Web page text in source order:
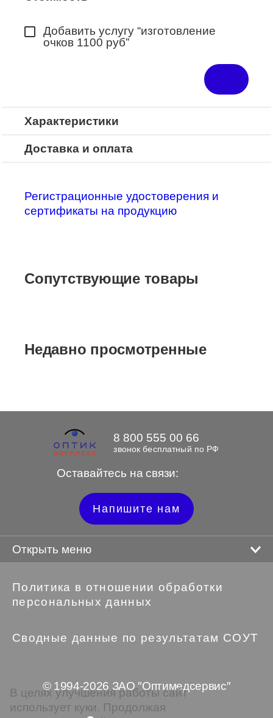
Добавить услугу “изготовление
очков 1100 руб”
Характеристики
Доставка и оплата
Регистрационные удостоверения и
сертификаты на продукцию
Сопутствующие товары
Недавно просмотренные
Оставайтесь на связи:
8 800 555 00 66
звонок бесплатный по РФ
Напишите нам
Открыть меню
Политика в отношении обработки
персональных данных
Сводные данные по результатам СОУТ
© 1994-2026 ЗАО ″Оптимедсервис″
В целях улучшения работы сайт
использует куки. Продолжая